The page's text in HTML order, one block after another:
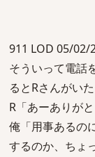
911 LOD 05/02/
そういって電話
るとRさんがいた
R「あーありが
俺「用事あるの
するのか、ちょ